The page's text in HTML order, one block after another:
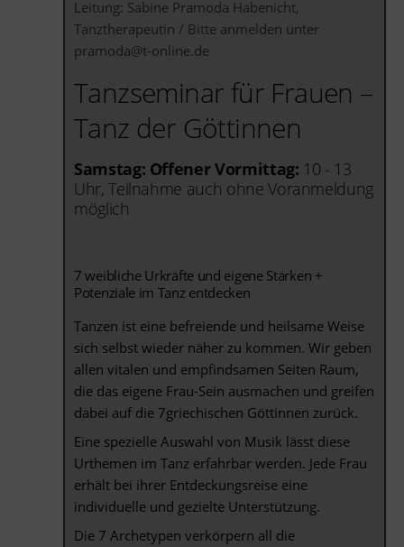
Leitung: Sabine Pramoda Habenicht,
Tanztherapeutin / Bitte anmelden unter
pramoda@t-online.de
Tanzseminar für Frauen –
Tanz der Göttinnen
Samstag: Offener Vormittag: 10 - 13
Uhr, Teilnahme auch ohne Voranmeldung
möglich
7 weibliche Urkräfte und eigene Stärken +
Potenziale im Tanz entdecken
Tanzen ist eine befreiende und heilsame Weise
sich selbst wieder näher zu kommen. Wir geben
allen vitalen und empfindsamen Seiten Raum,
die das eigene Frau-Sein ausmachen und greifen
dabei auf die 7griechischen Göttinnen zurück.
Eine spezielle Auswahl von Musik lässt diese
Urthemen im Tanz erfahrbar werden. Jede Frau
erhält bei ihrer Entdeckungsreise eine
individuelle und gezielte Unterstützung.
Die 7 Archetypen verkörpern all die